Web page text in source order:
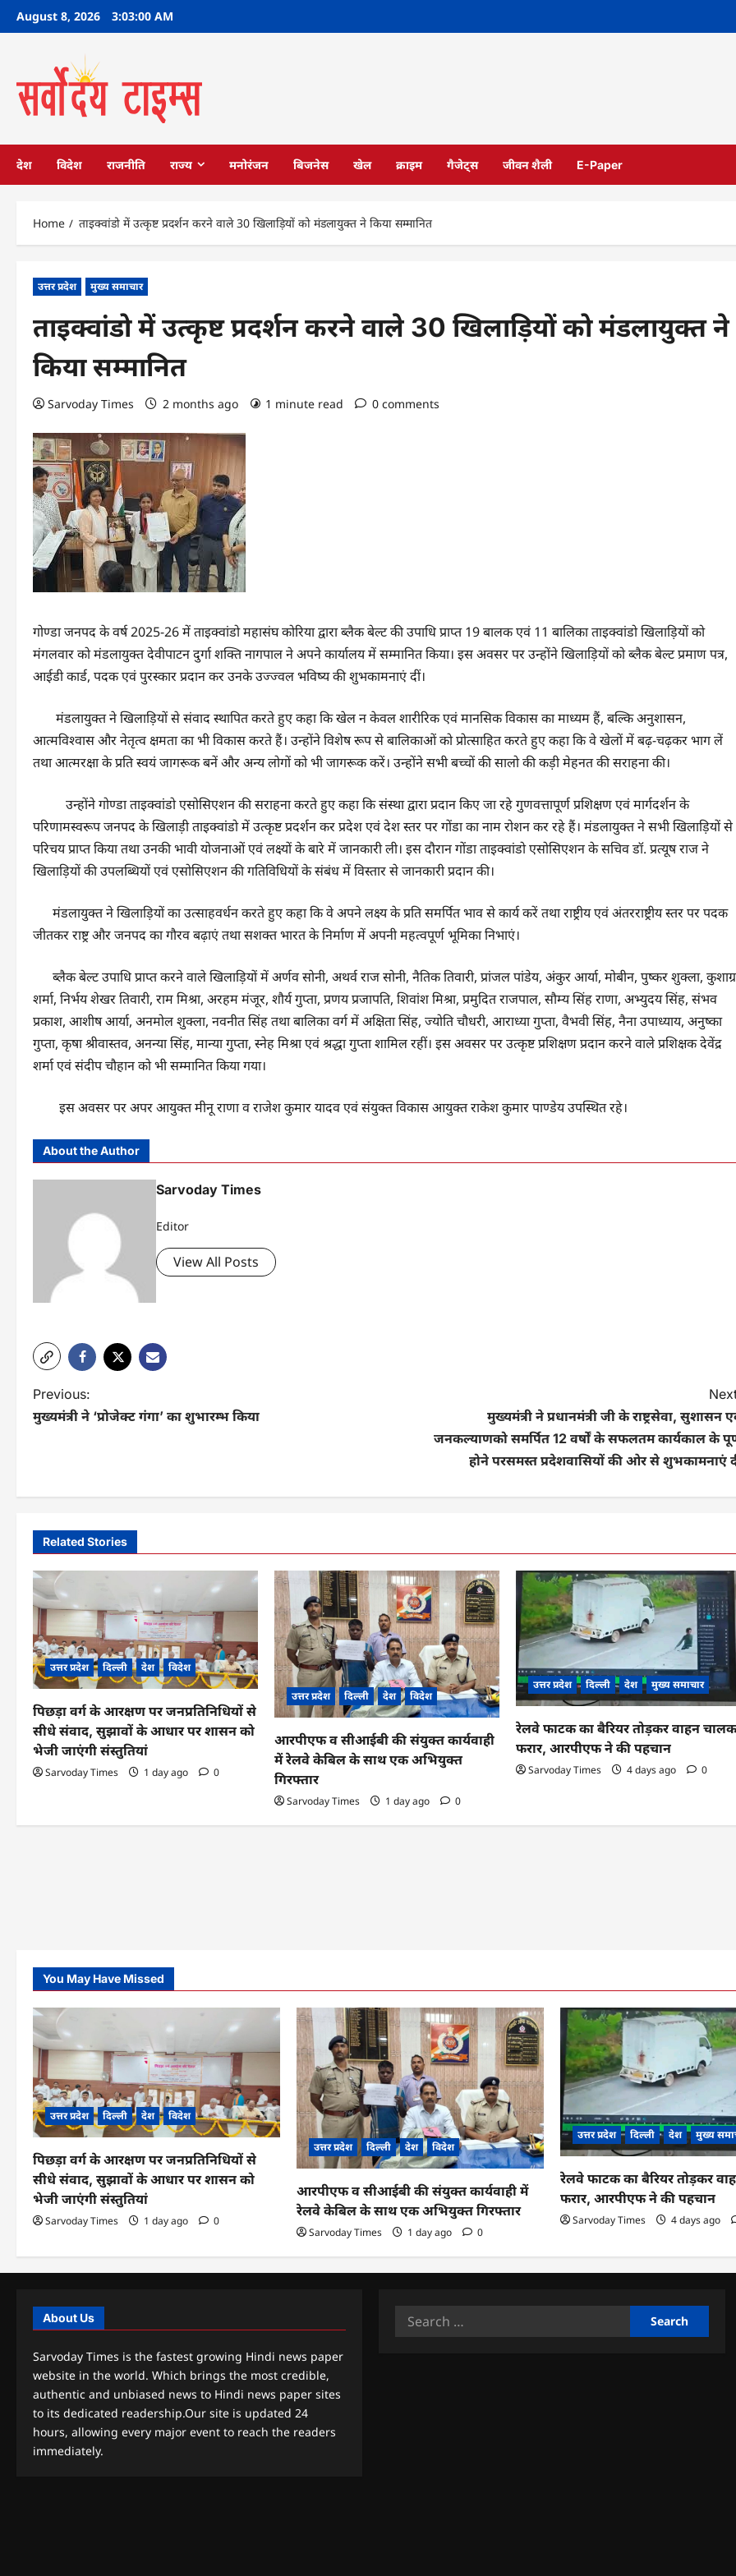
SkipAugust 8, 2026 3:03:00 AM
देश विदेश राजनीति राज्य मनोरंजन बिजनेस खेल क्राइम गैजेट्स जीवन शैली E-Paper
Home ताइक्वांडो में उत्कृष्ट प्रदर्शन करने वाले 30 खिलाड़ियों को मंडलायुक्त ने किया सम्मानित
उत्तर प्रदेश मुख्य समाचार
ताइक्वांडो में उत्कृष्ट प्रदर्शन करने वाले 30 खिलाड़ियों को मंडलायुक्त ने
किया सम्मानित
Sarvoday Times 2 months ago 1 minute read 0 comments
गोण्डा जनपद के वर्ष 2025-26 में ताइक्वांडो महासंघ कोरिया द्वारा ब्लैक बेल्ट की उपाधि प्राप्त 19 बालक एवं 11 बालिका ताइक्वांडो खिलाड़ियों को
मंगलवार को मंडलायुक्त देवीपाटन दुर्गा शक्ति नागपाल ने अपने कार्यालय में सम्मानित किया। इस अवसर पर उन्होंने खिलाड़ियों को ब्लैक बेल्ट प्रमाण पत्र,
आईडी कार्ड, पदक एवं पुरस्कार प्रदान कर उनके उज्ज्वल भविष्य की शुभकामनाएं दीं।
मंडलायुक्त ने खिलाड़ियों से संवाद स्थापित करते हुए कहा कि खेल न केवल शारीरिक एवं मानसिक विकास का माध्यम हैं, बल्कि अनुशासन,
आत्मविश्वास और नेतृत्व क्षमता का भी विकास करते हैं। उन्होंने विशेष रूप से बालिकाओं को प्रोत्साहित करते हुए कहा कि वे खेलों में बढ़-चढ़कर भाग लें
तथा आत्मरक्षा के प्रति स्वयं जागरूक बनें और अन्य लोगों को भी जागरूक करें। उन्होंने सभी बच्चों की सालो की कड़ी मेहनत की सराहना की।
उन्होंने गोण्डा ताइक्वांडो एसोसिएशन की सराहना करते हुए कहा कि संस्था द्वारा प्रदान किए जा रहे गुणवत्तापूर्ण प्रशिक्षण एवं मार्गदर्शन के
परिणामस्वरूप जनपद के खिलाड़ी ताइक्वांडो में उत्कृष्ट प्रदर्शन कर प्रदेश एवं देश स्तर पर गोंडा का नाम रोशन कर रहे हैं। मंडलायुक्त ने सभी खिलाड़ियों से
परिचय प्राप्त किया तथा उनकी भावी योजनाओं एवं लक्ष्यों के बारे में जानकारी ली। इस दौरान गोंडा ताइक्वांडो एसोसिएशन के सचिव डॉ. प्रत्यूष राज ने
खिलाड़ियों की उपलब्धियों एवं एसोसिएशन की गतिविधियों के संबंध में विस्तार से जानकारी प्रदान की।
मंडलायुक्त ने खिलाड़ियों का उत्साहवर्धन करते हुए कहा कि वे अपने लक्ष्य के प्रति समर्पित भाव से कार्य करें तथा राष्ट्रीय एवं अंतरराष्ट्रीय स्तर पर पदक
जीतकर राष्ट्र और जनपद का गौरव बढ़ाएं तथा सशक्त भारत के निर्माण में अपनी महत्वपूर्ण भूमिका निभाएं।
ब्लैक बेल्ट उपाधि प्राप्त करने वाले खिलाड़ियों में अर्णव सोनी, अथर्व राज सोनी, नैतिक तिवारी, प्रांजल पांडेय, अंकुर आर्या, मोबीन, पुष्कर शुक्ला, कुशाग्र
शर्मा, निर्भय शेखर तिवारी, राम मिश्रा, अरहम मंजूर, शौर्य गुप्ता, प्रणय प्रजापति, शिवांश मिश्रा, प्रमुदित राजपाल, सौम्य सिंह राणा, अभ्युदय सिंह, संभव
प्रकाश, आशीष आर्या, अनमोल शुक्ला, नवनीत सिंह तथा बालिका वर्ग में अक्षिता सिंह, ज्योति चौधरी, आराध्या गुप्ता, वैभवी सिंह, नैना उपाध्याय, अनुष्का
गुप्ता, कृषा श्रीवास्तव, अनन्या सिंह, मान्या गुप्ता, स्नेह मिश्रा एवं श्रद्धा गुप्ता शामिल रहीं। इस अवसर पर उत्कृष्ट प्रशिक्षण प्रदान करने वाले प्रशिक्षक देवेंद्र
शर्मा एवं संदीप चौहान को भी सम्मानित किया गया।
इस अवसर पर अपर आयुक्त मीनू राणा व राजेश कुमार यादव एवं संयुक्त विकास आयुक्त राकेश कुमार पाण्डेय उपस्थित रहे।
About the Author
Sarvoday Times
Editor
View All Posts
P
o
v
i
g
a
t
i
o
n
Previous:
मुख्यमंत्री ने ‘प्रोजेक्ट गंगा’ का शुभारम्भ किया
मुख्यमंत्री ने प्रधानमंत्री जी के राष्ट्रसेवा, सुशासन
जनकल्याणको समर्पित 12 वर्षों के सफलतम कार्यकाल के
होने परसमस्त प्रदेशवासियों की ओर से शुभकामनाएं
Related Stories
उत्तर प्रदेश दिल्ली देश विदेश
पिछड़ा वर्ग के आरक्षण पर जनप्रतिनिधियों से
सीधे संवाद, सुझावों के आधार पर शासन को
भेजी जाएंगी संस्तुतियां
Sarvoday Times 1 day ago 0
उत्तर प्रदेश दिल्ली देश विदेश
आरपीएफ व सीआईबी की संयुक्त कार्यवाही
में रेलवे केबिल के साथ एक अभियुक्त
गिरफ्तार
Sarvoday Times 1 day ago 0
उत्तर प्रदेश दिल्ली देश मुख्य समाचार
रेलवे फाटक का बैरियर तोड़कर वाहन
फरार, आरपीएफ ने की पहचान
Sarvoday Times 4 days ago 0
You May Have Missed
उत्तर प्रदेश दिल्ली देश विदेश
पिछड़ा वर्ग के आरक्षण पर जनप्रतिनिधियों से
सीधे संवाद, सुझावों के आधार पर शासन को
भेजी जाएंगी संस्तुतियां
Sarvoday Times 1 day ago 0
उत्तर प्रदेश दिल्ली देश विदेश
आरपीएफ व सीआईबी की संयुक्त कार्यवाही में
रेलवे केबिल के साथ एक अभियुक्त गिरफ्तार
Sarvoday Times 1 day ago 0
उत्तर प्रदेश दिल्ली देश मुख्य
रेलवे फाटक का बैरियर तोड़कर
फरार, आरपीएफ ने की पहचान
Sarvoday Times 4 days ago
About Us
Sarvoday Times is the fastest growing Hindi news paper
website in the world. Which brings the most credible,
authentic and unbiased news to Hindi news paper sites
to its dedicated readership.Our site is updated 24
hours, allowing every major event to reach the readers
immediately.
Search